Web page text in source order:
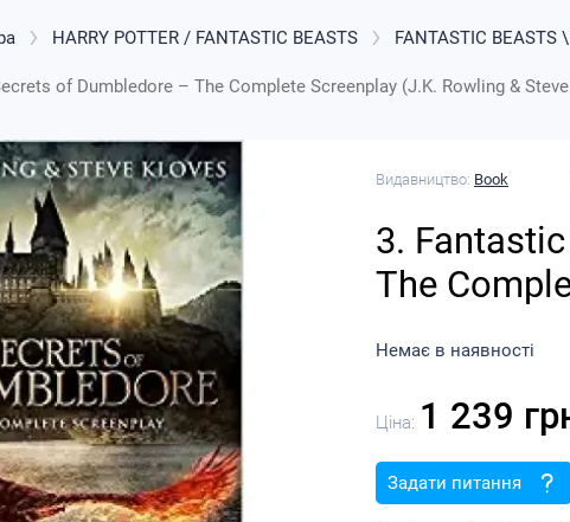
HARRY POTTER / FANTASTIC BEASTS FANTASTIC BEASTS
of Dumbledore – The Complete Screenplay (J.K. Rowling &
Видавництво: Book
3.
The
Немає в наявності
Ціна: 1 239
Задати питання